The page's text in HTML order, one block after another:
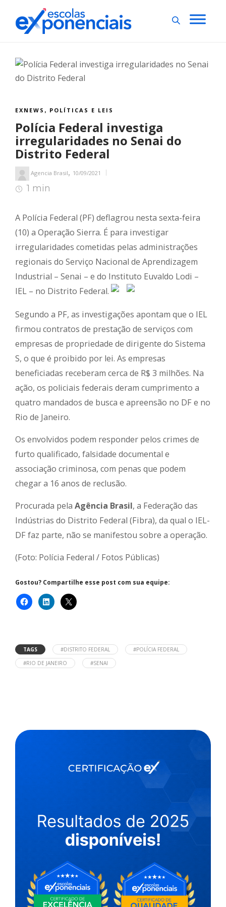
EXNEWS , POLÍTICAS E LEIS
Polícia Federal investiga
irregularidades no Senai do
Distrito Federal
Agencia Brasil, 10/09/2021
1 min
A Polícia Federal (PF) deflagrou nesta sexta-feira
(10) a Operação Sierra. É para investigar
irregularidades cometidas pelas administrações
regionais do Serviço Nacional de Aprendizagem
Industrial – Senai – e do Instituto Euvaldo Lodi –
IEL – no Distrito Federal.
Segundo a PF, as investigações apontam que o IEL
firmou contratos de prestação de serviços com
empresas de propriedade de dirigente do Sistema
S, o que é proibido por lei. As empresas
beneficiadas receberam cerca de R$ 3 milhões. Na
ação, os policiais federais deram cumprimento a
quatro mandados de busca e apreensão no DF e no
Rio de Janeiro.
Os envolvidos podem responder pelos crimes de
furto qualificado, falsidade documental e
associação criminosa, com penas que podem
chegar a 16 anos de reclusão.
Procurada pela Agência Brasil, a Federação das
Indústrias do Distrito Federal (Fibra), da qual o IEL-
DF faz parte, não se manifestou sobre a operação.
(Foto: Polícia Federal / Fotos Públicas)
Gostou? Compartilhe esse post com sua equipe:
TAGS #DISTRITO FEDERAL
#POLÍCIA FEDERAL
#RIO DE JANEIRO
#SENAI